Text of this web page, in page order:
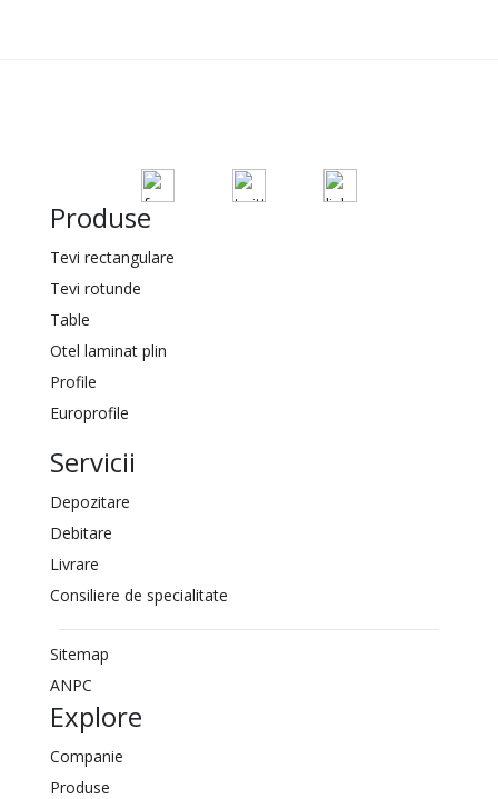
Produse
Tevi rectangulare
Tevi rotunde
Table
Otel laminat plin
Profile
Europrofile
Servicii
Depozitare
Debitare
Livrare
Consiliere de specialitate
Sitemap
ANPC
Explore
Companie
Produse